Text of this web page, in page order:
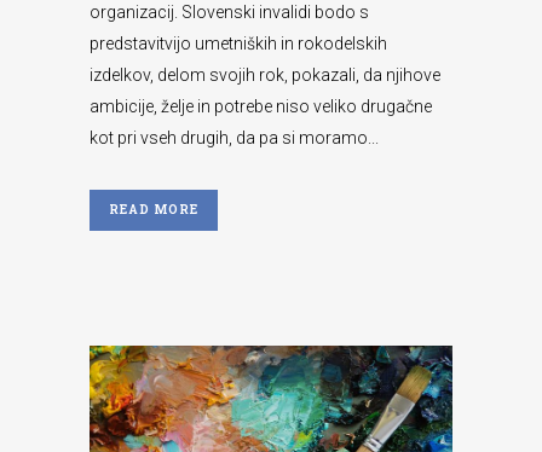
organizacij. Slovenski invalidi bodo s
predstavitvijo umetniških in rokodelskih
izdelkov, delom svojih rok, pokazali, da njihove
ambicije, želje in potrebe niso veliko drugačne
kot pri vseh drugih, da pa si moramo...
READ MORE